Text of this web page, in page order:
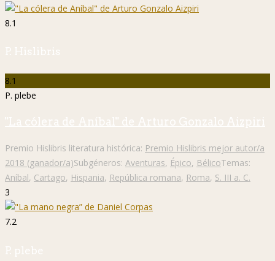
8.1
P. Hislibris
8.1
P. plebe
"La cólera de Aníbal" de Arturo Gonzalo Aizpiri
Premio Hislibris literatura histórica: Premio Hislibris mejor autor/a
2018 (ganador/a)Subgéneros: Aventuras, Épico, BélicoTemas:
Aníbal, Cartago, Hispania, República romana, Roma, S. III a. C.
3
7.2
P. plebe